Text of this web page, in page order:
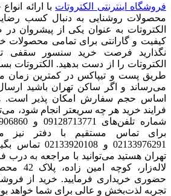
فروشگاه اینترنتی الکتروتات با ارائه
محصولات روشنایی به دنبال کسب
الکتروتات به عنوان یکی از پیشروان
کیفیت و گارانتی برای تمامی محصولات
نگذارید فرصت خرید سنسور سقفی
الکتروتات را از دست بدهید. الکتروتات
طریق پست و تیپاکس در کمترین زمان
می‌رساند و اگر ساکن تهران باشید
اساس حجم سفارش امکان پذیر است.
فرایند خرید هر چه سریعتر انجام شود،
برای تماس مستقیم با دفتر نیز
02133976291 و
تهران هستید می‌توانید با مراجعه به درب
حضوری خریداری فرمایید. خرید از
تجربه لذت‌بخش و عالی برای شما خواهد